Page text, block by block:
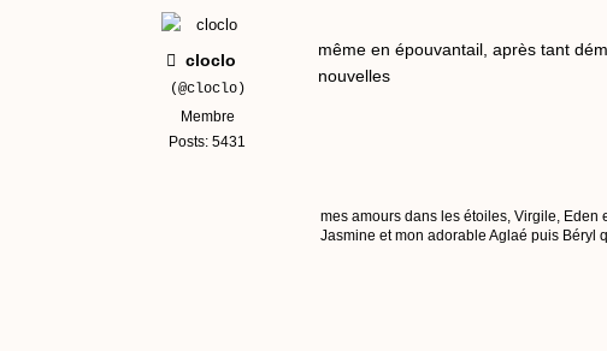
cloclo
(@cloclo)
Membre
Posts: 5431
même en épouvantail, après tant
nouvelles
mes amours dans les étoiles, Virgile, Eden
Jasmine et mon adorable Aglaé puis Béryl